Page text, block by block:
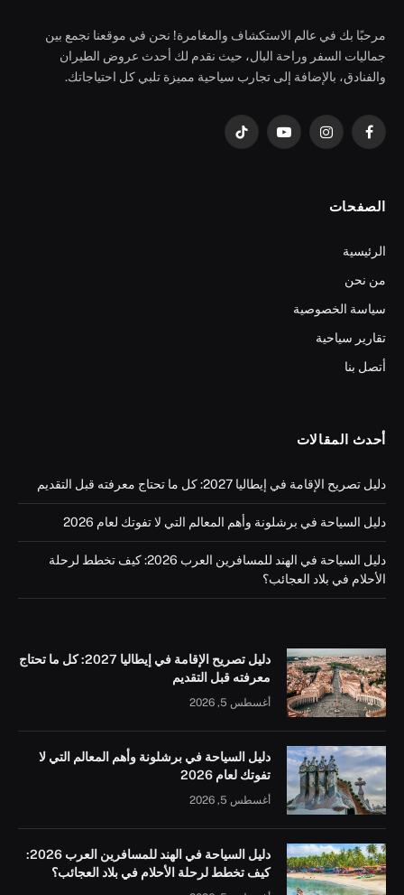
مرحبًا بك في عالم الاستكشاف والمغامرة! نحن في موقعنا نجمع بين
جماليات السفر وراحة البال، حيث نقدم لك أحدث عروض الطيران
والفنادق، بالإضافة إلى تجارب سياحية مميزة تلبي كل احتياجاتك.
فيسبوكالانستغراميوتيوب تيكتوك
الصفحات
الرئيسية
من نحن
سياسة الخصوصية
تقارير سياحية
أتصل بنا
أحدث المقالات
دليل تصريح الإقامة في إيطاليا 2027: كل ما تحتاج معرفته قبل التقديم
دليل السياحة في برشلونة وأهم المعالم التي لا تفوتك لعام 2026
دليل السياحة في الهند للمسافرين العرب 2026: كيف تخطط لرحلة
الأحلام في بلاد العجائب؟
دليل تصريح الإقامة في إيطاليا 2027: كل ما تحتاج
معرفته قبل التقديم
أغسطس 5, 2026
دليل السياحة في برشلونة وأهم المعالم التي لا
تفوتك لعام 2026
أغسطس 5, 2026
دليل السياحة في الهند للمسافرين العرب 2026:
كيف تخطط لرحلة الأحلام في بلاد العجائب؟